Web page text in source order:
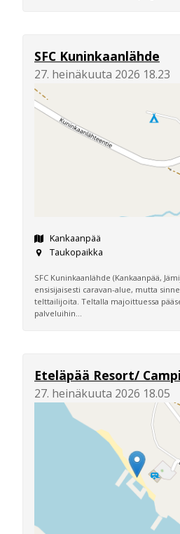
SFC Kuninkaanlähde
27. heinäkuuta 2026 18.23
Kankaanpää
Taukopaikka
SFC Kuninkaanlähde (Kankaanpää,
ensisijaisesti caravan-alue, mutta
telttailijoita. Teltalla majoittuessa
palveluihin...
Eteläpää Resort/
27. heinäkuuta 2026 18.05